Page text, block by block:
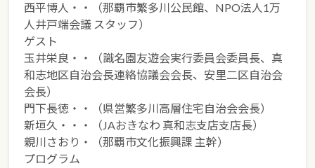
西平博人・・（那覇市繁多川公民館、NPO法人1万
人井戸端会議 スタッフ）
ゲスト
玉井栄良・・（識名園友遊会実行委員会委員長、真
和志地区自治会長連絡協議会会長、安里二区自治会
会長）
門下長徳・・（県営繁多川高層住宅自治会会長）
新垣久・・・（JAおきなわ 真和志支店支店長）
親川さおり・（那覇市文化振興課 主幹）
プログラム